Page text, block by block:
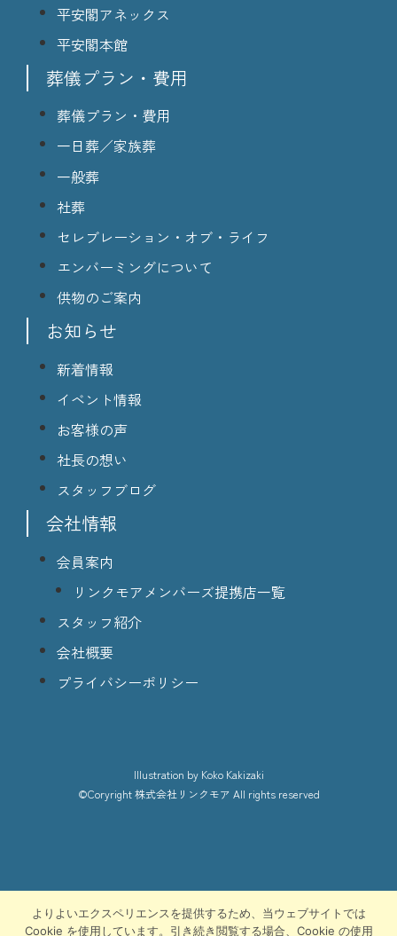
平安閣アネックス
平安閣本館
葬儀プラン・費用
葬儀プラン・費用
一日葬／家族葬
一般葬
社葬
セレブレーション・オブ・ライフ
エンバーミングについて
供物のご案内
お知らせ
新着情報
イベント情報
お客様の声
社長の想い
スタッフブログ
会社情報
会員案内
リンクモアメンバーズ提携店一覧
スタッフ紹介
会社概要
プライバシーポリシー
lllustration by Koko Kakizaki
©Coryright 株式会社リンクモア All rights reserved
よりよいエクスペリエンスを提供するため、当ウェブサイトでは
Cookie を使用しています。引き続き閲覧する場合、Cookie の使用